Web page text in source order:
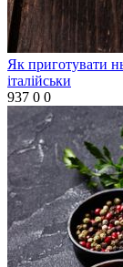
Як приготувати
італійськи
937 0 0